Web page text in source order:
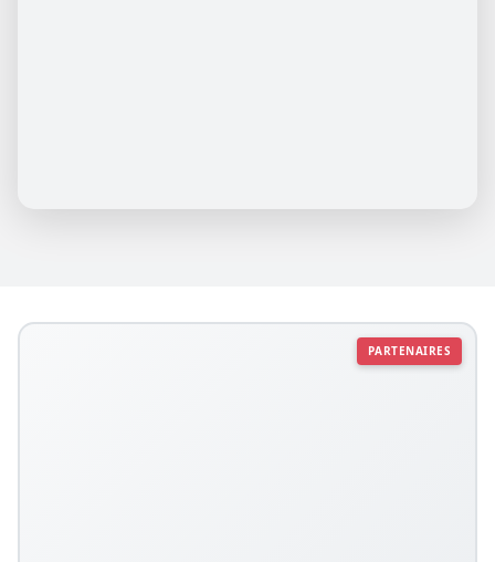
PARTENAIRES